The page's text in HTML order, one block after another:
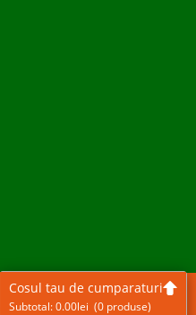
All Rights Reserved
Cosul tau de cumparaturi
Subtotal:0.00lei (0 produse)